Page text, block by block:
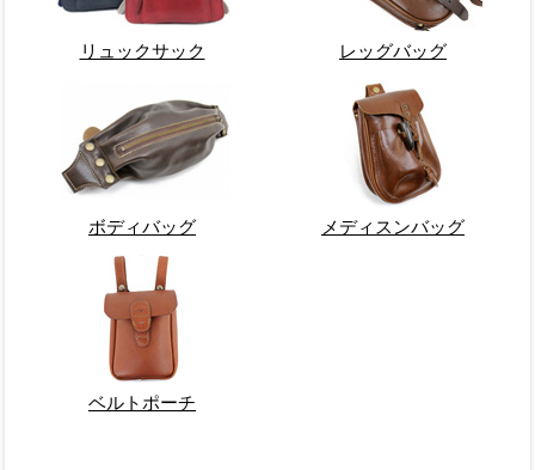
リュックサック レッグバッグ
ボディバッグ メディスンバッグ
ベルトポーチ